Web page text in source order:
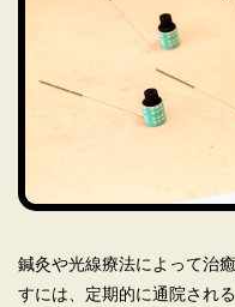
鍼灸や光線療法によって治
すには、定期的に通院され